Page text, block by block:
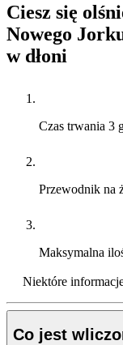
Ciesz się
Nowego
w dłoni
Czas trwania 3
Przewodnik na
Maksymalna
Niektóre
Co jest